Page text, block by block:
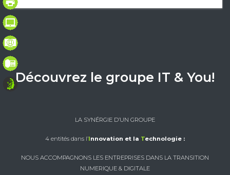
Découvrez le groupe IT & You!
LA SYNÉRGIE D’UN GROUPE
4 entités dans l’Innovation et la Technologie :
NOUS ACCOMPAGNONS LES ENTREPRISES DANS LA TRANSITION
NUMERIQUE & DIGITALE